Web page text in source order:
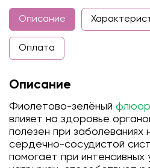
Описание
Оплата
Описание
Фиолетово-зелёный
влияет на здоровье
полезен при заболеваниях
сердечно-сосудистой
помогает при интенсивных